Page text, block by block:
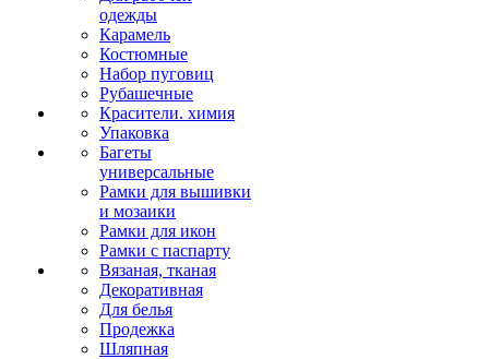
одежды
Карамель
Костюмные
Набор пуговиц
Рубашечные
Красители. химия
Упаковка
Багеты
универсальные
Рамки для вышивки
и мозаики
Рамки для икон
Рамки с паспарту
Вязаная, тканая
Декоративная
Для белья
Продежка
Шляпная